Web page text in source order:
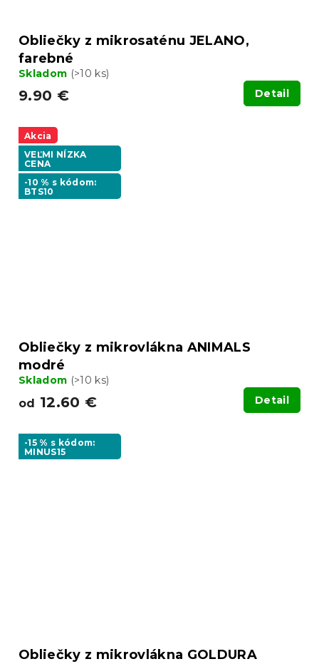
Obliečky z mikrosaténu JELANO,
farebné
Skladom (>10 ks)
9.90 € Detail
Akcia
VEĽMI NÍZKA
CENA
-10 % s kódom:
BTS10
Obliečky z mikrovlákna ANIMALS
modré
Skladom (>10 ks)
od 12.60 € Detail
-15 % s kódom:
MINUS15
Obliečky z mikrovlákna GOLDURA